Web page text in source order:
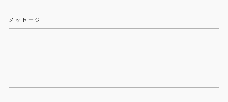
メッセージ